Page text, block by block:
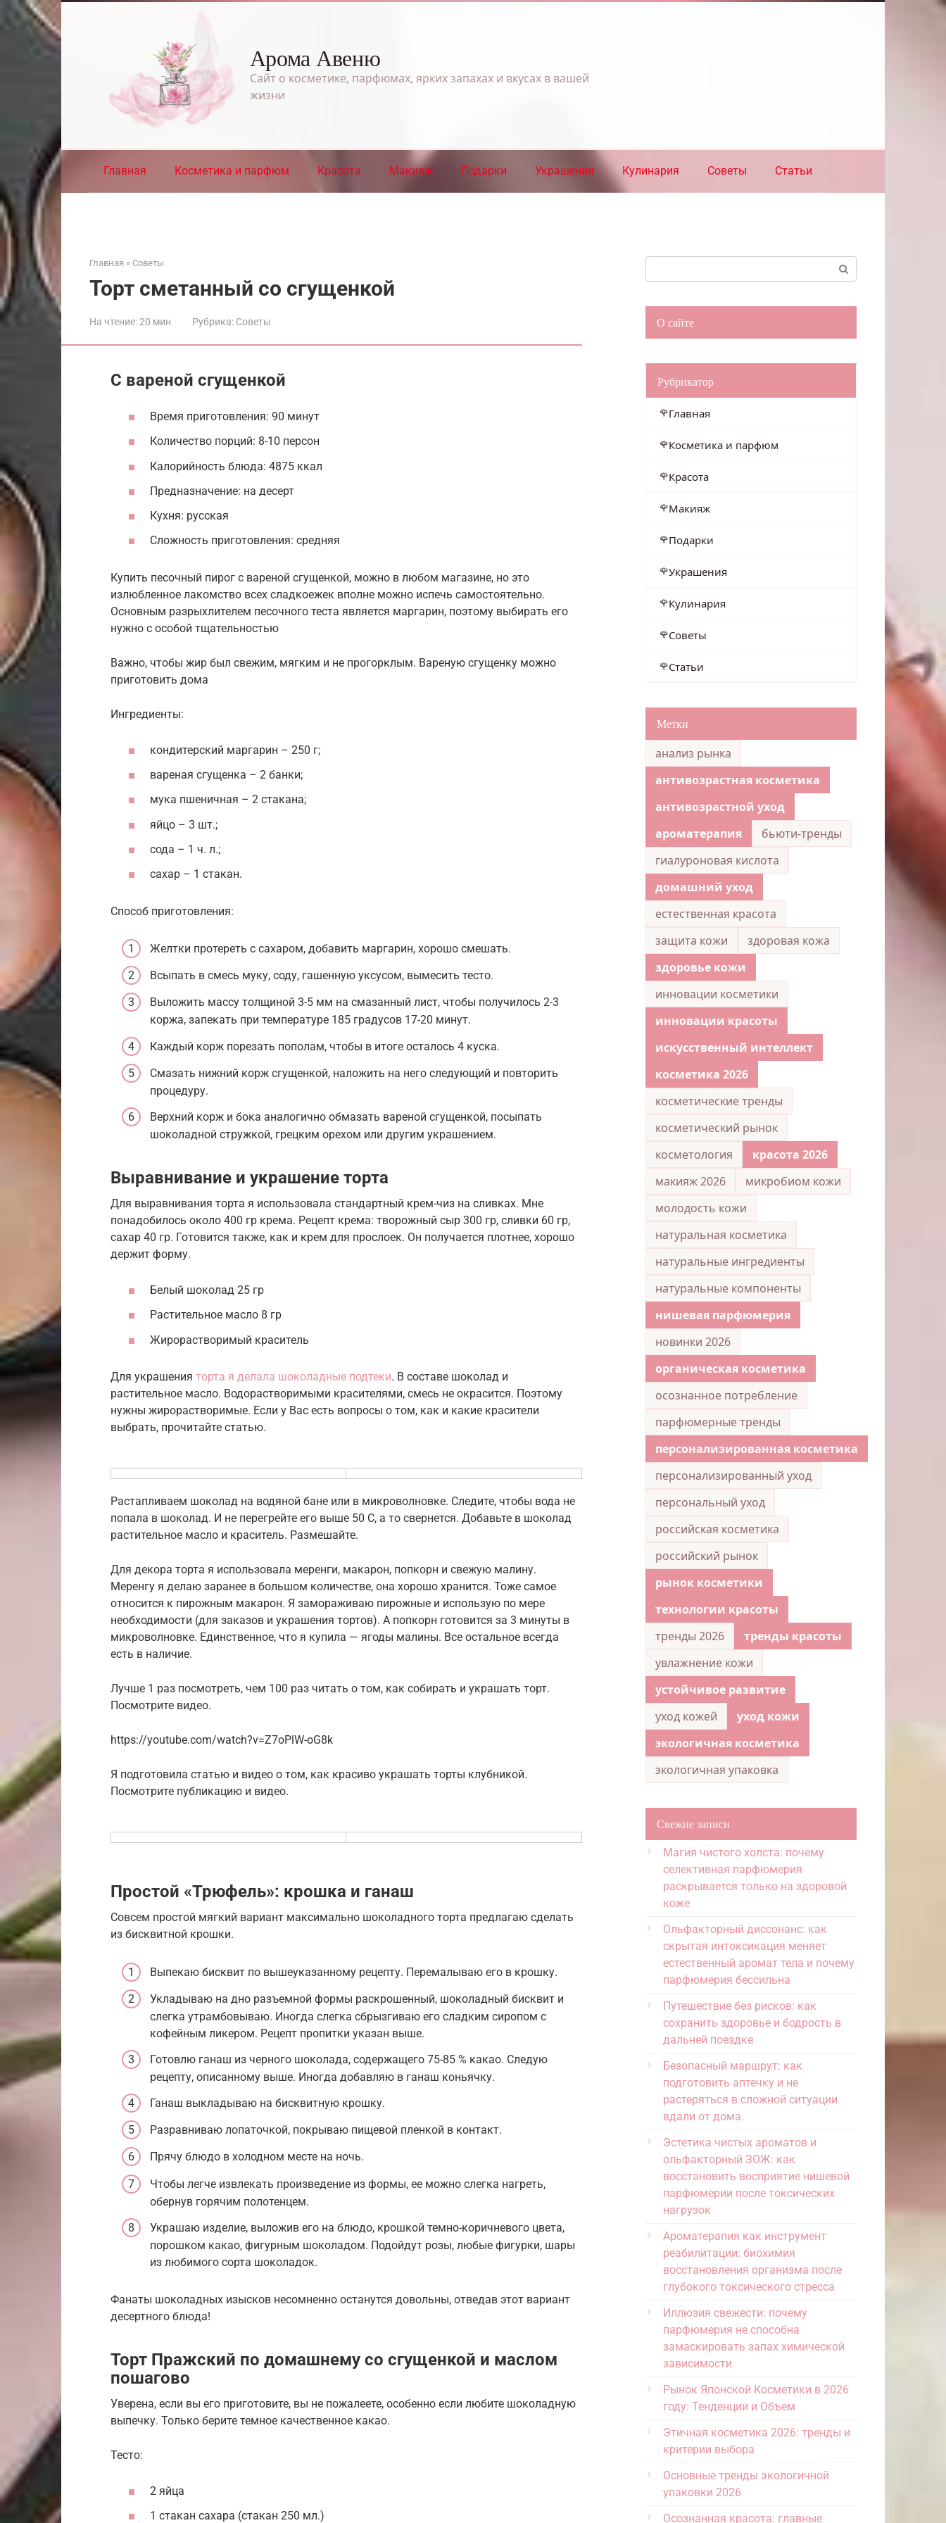
Перейти
к
контенту
Арома Авеню
Сайт о косметике, парфюмах, ярких запахах и вкусах в вашей
жизни
Главная Косметика и парфюм Красота Макияж Подарки Украшения Кулинария Советы Статьи
Главная » Советы
Торт сметанный со сгущенкой
На чтение:20 мин Рубрика: Советы
С вареной сгущенкой
Время приготовления: 90 минут
Количество порций: 8-10 персон
Калорийность блюда: 4875 ккал
Предназначение: на десерт
Кухня: русская
Сложность приготовления: средняя
Купить песочный пирог с вареной сгущенкой, можно в любом магазине, но это
излюбленное лакомство всех сладкоежек вполне можно испечь самостоятельно.
Основным разрыхлителем песочного теста является маргарин, поэтому выбирать его
нужно с особой тщательностью
Важно, чтобы жир был свежим, мягким и не прогорклым. Вареную сгущенку можно
приготовить дома
Ингредиенты:
кондитерский маргарин – 250 г;
вареная сгущенка – 2 банки;
мука пшеничная – 2 стакана;
яйцо – 3 шт.;
сода – 1 ч. л.;
сахар – 1 стакан.
Способ приготовления:
Желтки протереть с сахаром, добавить маргарин, хорошо смешать.
Всыпать в смесь муку, соду, гашенную уксусом, вымесить тесто.
Выложить массу толщиной 3-5 мм на смазанный лист, чтобы получилось 2-3
коржа, запекать при температуре 185 градусов 17-20 минут.
Каждый корж порезать пополам, чтобы в итоге осталось 4 куска.
Смазать нижний корж сгущенкой, наложить на него следующий и повторить
процедуру.
Верхний корж и бока аналогично обмазать вареной сгущенкой, посыпать
шоколадной стружкой, грецким орехом или другим украшением.
Выравнивание и украшение торта
Для выравнивания торта я использовала стандартный крем-чиз на сливках. Мне
понадобилось около 400 гр крема. Рецепт крема: творожный сыр 300 гр, сливки 60 гр,
сахар 40 гр. Готовится также, как и крем для прослоек. Он получается плотнее, хорошо
держит форму.
Белый шоколад 25 гр
Растительное масло 8 гр
Жирорастворимый краситель
Для украшения торта я делала шоколадные подтеки. В составе шоколад и
растительное масло. Водорастворимыми красителями, смесь не окрасится. Поэтому
нужны жирорастворимые. Если у Вас есть вопросы о том, как и какие красители
выбрать, прочитайте статью.
Растапливаем шоколад на водяной бане или в микроволновке. Следите, чтобы вода не
попала в шоколад. И не перегрейте его выше 50 С, а то свернется. Добавьте в шоколад
растительное масло и краситель. Размешайте.
Для декора торта я использовала меренги, макарон, попкорн и свежую малину.
Меренгу я делаю заранее в большом количестве, она хорошо хранится. Тоже самое
относится к пирожным макарон. Я замораживаю пирожные и использую по мере
необходимости (для заказов и украшения тортов). А попкорн готовится за 3 минуты в
микроволновке. Единственное, что я купила — ягоды малины. Все остальное всегда
есть в наличие.
Лучше 1 раз посмотреть, чем 100 раз читать о том, как собирать и украшать торт.
Посмотрите видео.
https://youtube.com/watch?v=Z7oPlW-oG8k
Я подготовила статью и видео о том, как красиво украшать торты клубникой.
Посмотрите публикацию и видео.
Простой «Трюфель»: крошка и ганаш
Совсем простой мягкий вариант максимально шоколадного торта предлагаю сделать
из бисквитной крошки.
Выпекаю бисквит по вышеуказанному рецепту. Перемалываю его в крошку.
Укладываю на дно разъемной формы раскрошенный, шоколадный бисквит и
слегка утрамбовываю. Иногда слегка сбрызгиваю его сладким сиропом с
кофейным ликером. Рецепт пропитки указан выше.
Готовлю ганаш из черного шоколада, содержащего 75-85 % какао. Следую
рецепту, описанному выше. Иногда добавляю в ганаш коньячку.
Ганаш выкладываю на бисквитную крошку.
Разравниваю лопаточкой, покрываю пищевой пленкой в контакт.
Прячу блюдо в холодном месте на ночь.
Чтобы легче извлекать произведение из формы, ее можно слегка нагреть,
обернув горячим полотенцем.
Украшаю изделие, выложив его на блюдо, крошкой темно-коричневого цвета,
порошком какао, фигурным шоколадом. Подойдут розы, любые фигурки, шары
из любимого сорта шоколадок.
Фанаты шоколадных изысков несомненно останутся довольны, отведав этот вариант
десертного блюда!
Торт Пражский по домашнему со сгущенкой и маслом
пошагово
Уверена, если вы его приготовите, вы не пожалеете, особенно если любите шоколадную
выпечку. Только берите темное качественное какао.
Тесто:
2 яйца
1 стакан сахара (стакан 250 мл.)
О сайте
Рубрикатор
Главная
Косметика и парфюм
Красота
Макияж
Подарки
Украшения
Кулинария
Советы
Статьи
Метки
анализ рынка
антивозрастная косметика
антивозрастной уход
ароматерапия
бьюти-тренды
гиалуроновая кислота
домашний уход
естественная красота
защита кожи
здоровая кожа
здоровье кожи
инновации косметики
инновации красоты
искусственный интеллект
косметика 2026
косметические тренды
косметический рынок
косметология
красота 2026
макияж 2026
микробиом кожи
молодость кожи
натуральная косметика
натуральные ингредиенты
натуральные компоненты
нишевая парфюмерия
новинки 2026
органическая косметика
осознанное потребление
парфюмерные тренды
персонализированная косметика
персонализированный уход
персональный уход
российская косметика
российский рынок
рынок косметики
технологии красоты
тренды 2026
тренды красоты
увлажнение кожи
устойчивое развитие
уход кожей
уход кожи
экологичная косметика
экологичная упаковка
Свежие записи
Магия чистого холста: почему
селективная парфюмерия
раскрывается только на здоровой
коже
Ольфакторный диссонанс: как
скрытая интоксикация меняет
естественный аромат тела и почему
парфюмерия бессильна
Путешествие без рисков: как
сохранить здоровье и бодрость в
дальней поездке
Безопасный маршрут: как
подготовить аптечку и не
растеряться в сложной ситуации
вдали от дома.
Эстетика чистых ароматов и
ольфакторный ЗОЖ: как
восстановить восприятие нишевой
парфюмерии после токсических
нагрузок
Ароматерапия как инструмент
реабилитации: биохимия
восстановления организма после
глубокого токсического стресса
Иллюзия свежести: почему
парфюмерия не способна
замаскировать запах химической
зависимости
Рынок Японской Косметики в 2026
году: Тенденции и Объем
Этичная косметика 2026: тренды и
критерии выбора
Основные тренды экологичной
упаковки 2026
Осознанная красота: главные